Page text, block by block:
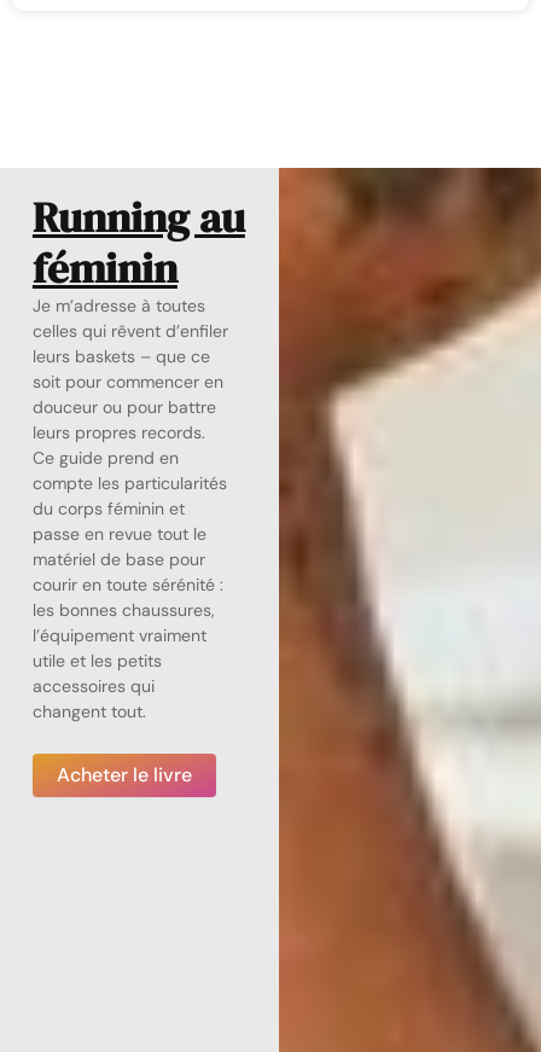
Running au
féminin
Je m’adresse à toutes
celles qui rêvent d’enfiler
leurs baskets – que ce
soit pour commencer en
douceur ou pour battre
leurs propres records.
Ce guide prend en
compte les particularités
du corps féminin et
passe en revue tout le
matériel de base pour
courir en toute sérénité :
les bonnes chaussures,
l’équipement vraiment
utile et les petits
accessoires qui
changent tout.
Acheter le livre